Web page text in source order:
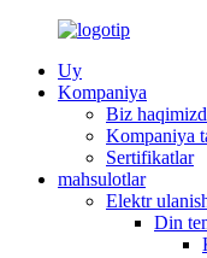
Uy
Kompaniya
Biz
Kompaniya
Sertifikatlar
mahsulotlar
Elektr
Din